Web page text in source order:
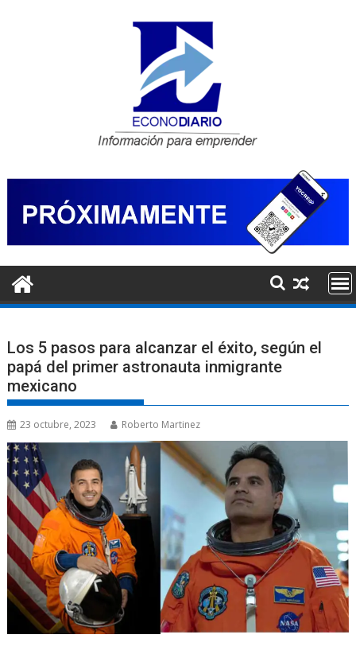
Los 5 pasos para alcanzar el éxito, según el
papá del primer astronauta inmigrante
mexicano
23 octubre, 2023 Roberto Martinez